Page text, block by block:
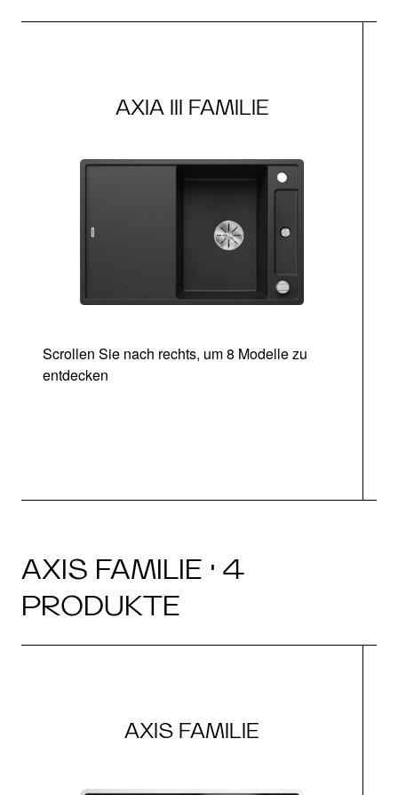
AXIA III FAMILIE
Scrollen Sie nach rechts, um 8 Modelle zu
entdecken
AXIS FAMILIE · 4
PRODUKTE
AXIS FAMILIE